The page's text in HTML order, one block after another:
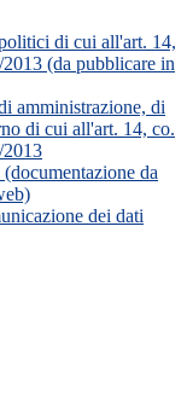
di cui all'art. 14,
(da pubblicare in
amministrazione, di
di cui all'art. 14, co.
2013
da
dei dati